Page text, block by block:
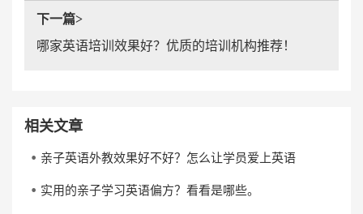
下一篇>
哪家英语培训效果好？优质的培训机构推荐！
相关文章
亲子英语外教效果好不好？怎么让学员爱上英语
实用的亲子学习英语偏方？看看是哪些。